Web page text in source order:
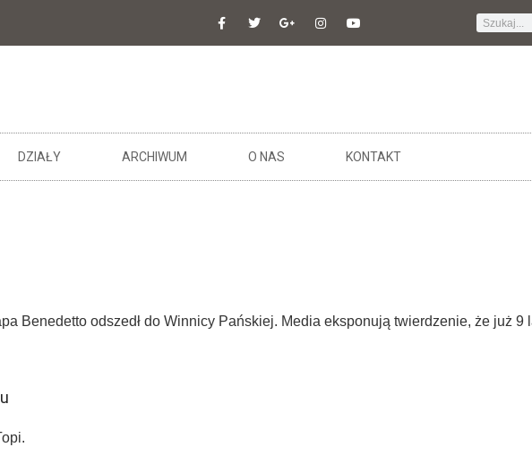
DZIAŁY ARCHIWUM O NAS KONTAKT
Benedetto odszedł do Winnicy Pańskiej. Media eksponują twierdzenie, że już 9